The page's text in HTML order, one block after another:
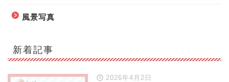
風景写真
新着記事
2026年4月2日